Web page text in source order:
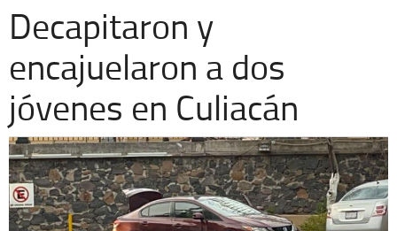
Cronos
Economía
Espectáculos
Deportes
Extra +
Decapitaron y
encajuelaron a dos
jóvenes en Culiacán